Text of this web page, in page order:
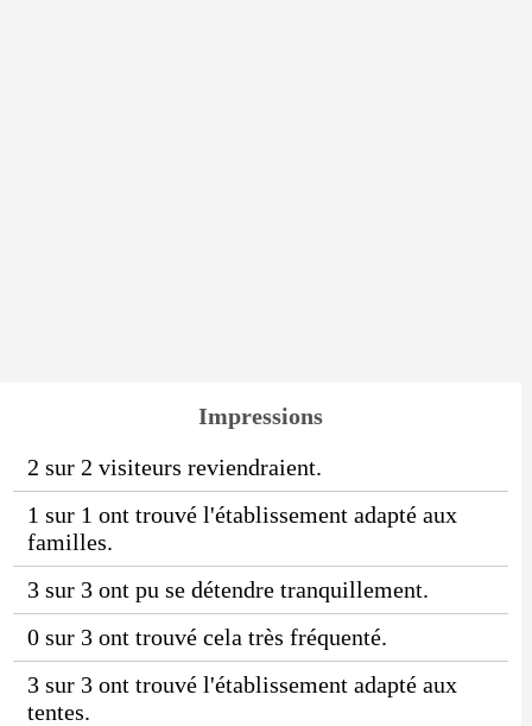
Impressions
2 sur 2 visiteurs reviendraient.
1 sur 1 ont trouvé l'établissement adapté aux
familles.
3 sur 3 ont pu se détendre tranquillement.
0 sur 3 ont trouvé cela très fréquenté.
3 sur 3 ont trouvé l'établissement adapté aux
tentes.